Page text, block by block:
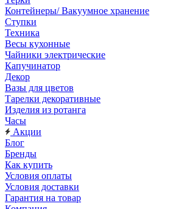
Контейнеры/ Вакуумное хранение
Ступки
Техника
Весы кухонные
Чайники электрические
Капучинатор
Декор
Вазы для цветов
Тарелки декоративные
Изделия из ротанга
Часы
Акции
Блог
Бренды
Как купить
Условия оплаты
Условия доставки
Гарантия на товар